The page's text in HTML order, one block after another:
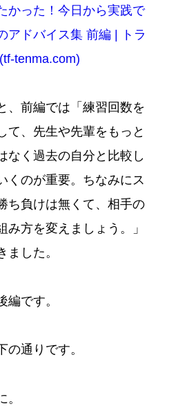
かった！今日から実践で
アドバイス集 前編 | トラ
tenma.com)
、前編では「練習回数を
て、先生や先輩をもっと
なく過去の自分と比較し
くのが重要。ちなみにス
ち負けは無くて、相手の
み方を変えましょう。」
ました。
編です。
の通りです。
。